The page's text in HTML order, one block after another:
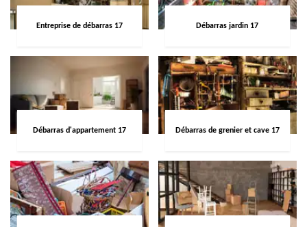
Entreprise de débarras 17 Débarras jardin 17
Débarras d'appartement 17 Débarras de grenier et cave 17